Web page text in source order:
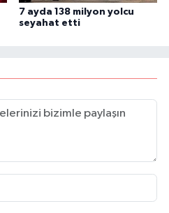
7 ayda 138 milyon yolcu
seyahat etti